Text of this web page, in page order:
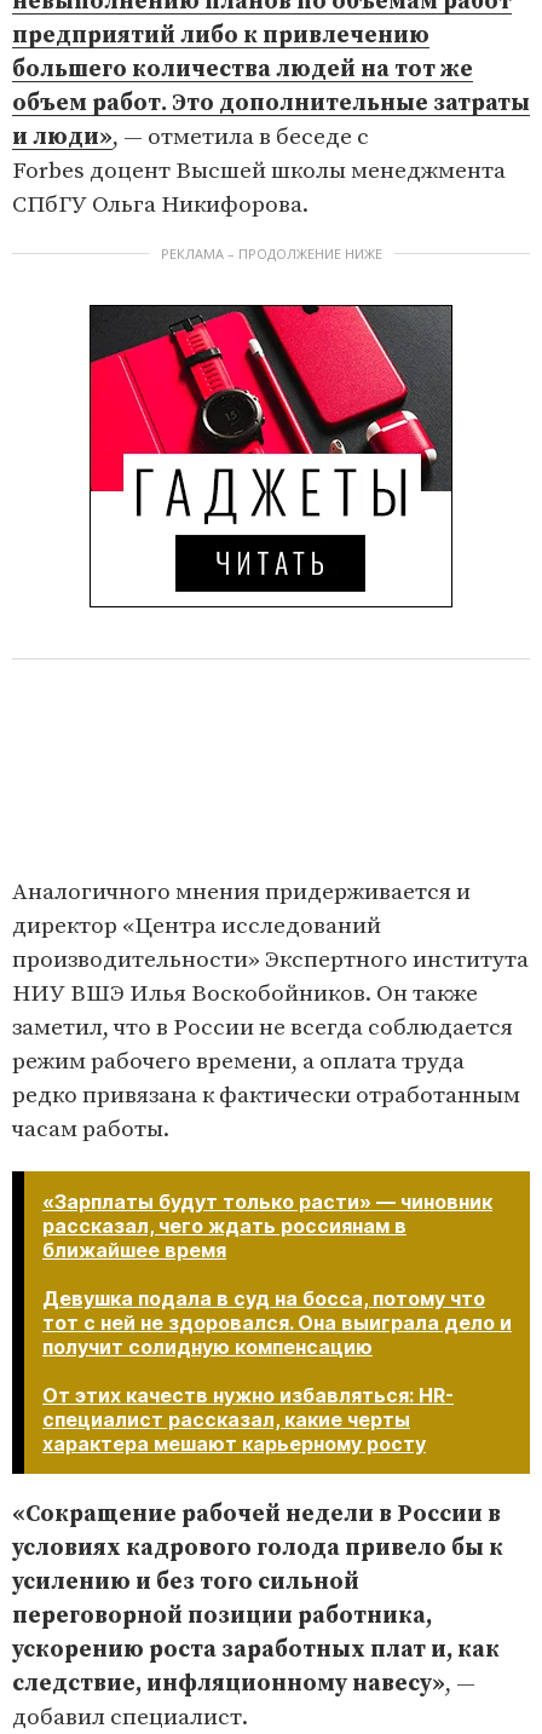
предприятий либо к привлечению
большего количества людей на тот же
объем работ. Это дополнительные затраты
и люди», — отметила в беседе с
Forbes доцент Высшей школы менеджмента
СПбГУ Ольга Никифорова.
РЕКЛАМА – ПРОДОЛЖЕНИЕ НИЖЕ
Аналогичного мнения придерживается и
директор «Центра исследований
производительности» Экспертного института
НИУ ВШЭ Илья Воскобойников. Он также
заметил, что в России не всегда соблюдается
режим рабочего времени, а оплата труда
редко привязана к фактически отработанным
часам работы.
«Зарплаты будут только расти» — чиновник
рассказал, чего ждать россиянам в
ближайшее время
Девушка подала в суд на босса, потому что
тот с ней не здоровался. Она выиграла дело и
получит солидную компенсацию
От этих качеств нужно избавляться: HR-
специалист рассказал, какие черты
характера мешают карьерному росту​​​​​​​
«Сокращение рабочей недели в России в
условиях кадрового голода привело бы к
усилению и без того сильной
переговорной позиции работника,
ускорению роста заработных плат и, как
следствие, инфляционному навесу», —
добавил специалист.